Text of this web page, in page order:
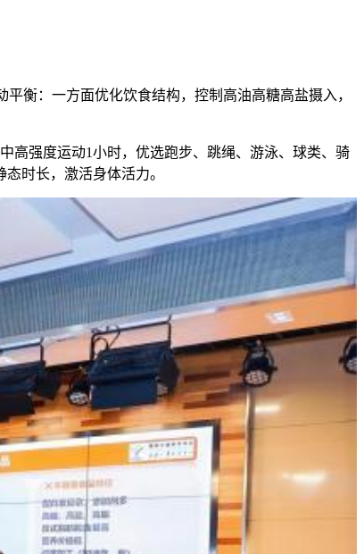
衡：一方面优化饮食结构，控制高油高糖高盐摄入，
强度运动1小时，优选跑步、跳绳、游泳、球类、骑
时长，激活身体活力。